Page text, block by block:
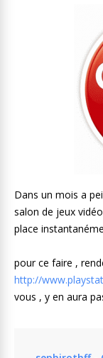
Dans un mois a
salon de jeux
place
pour ce faire ,
http://
vous , y en aura